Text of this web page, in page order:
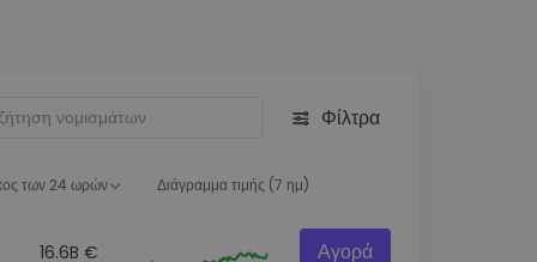
Φίλτρα
των 24 ωρών Διάγραμμα τιμής (7 ημ)
16.6B € Αγορά